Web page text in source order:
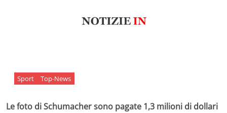
Sport Top-News
Le foto di Schumacher sono pagate 1,3 milioni di dollari